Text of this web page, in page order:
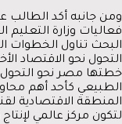
ومن جانبه أكد
البحث تناول الخطوات
التحول نحو الاقتصاد
خطتها مصر نحو التحول
الطبيعي كأحد أهم
المنطقة الاقتصادية
لتكون مركز عالمي